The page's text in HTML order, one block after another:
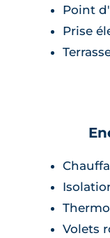
Point
Prise
Volets